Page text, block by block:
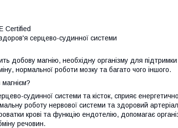
Certified
серцево-судинної системи
добову магнію, необхідну організму для
нормальної роботи мозку та багато чого іншого.
судинної системи та кісток, сприяє
роботу нервової системи та здоровий
крові та функцію ендотелію, допомагає
речовин.